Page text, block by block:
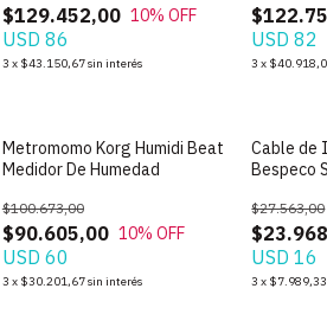
$129.452,00 10% OFF
USD 86
3 x $43.150,67sin interés
USD 82
3 x
Metromomo Korg Humidi Beat
Medidor De Humedad
$90.605,00
$100.673,00
10% OFF
USD 60
3 x $30.201,67sin interés
Cable de
Bespeco
$27.563,00
USD 16
3 x $7.989,33